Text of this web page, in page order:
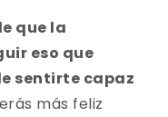
que la
eso que
sentirte capaz
más feliz